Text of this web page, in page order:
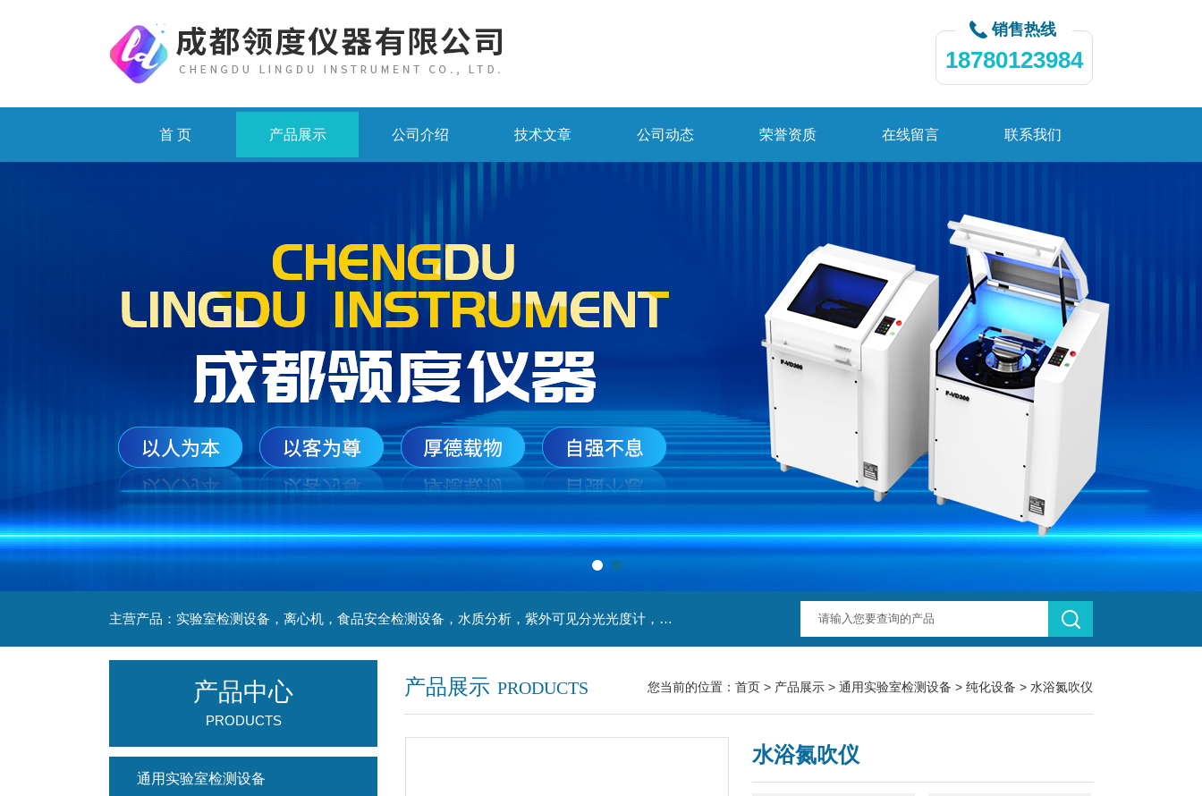
销售热线
18780123984
首 页 产品展示 公司介绍 技术文章 公司动态 荣誉资质 在线留言 联系我们
主营产品：实验室检测设备，离心机，食品安全检测设备，水质分析，紫外可见分光光度计，液氮罐，万分之一天平，离心机生物实验室工程，移液器
产品展示 PRODUCTS 您当前的位置： 首页 > 产品展示 > 通用实验室检测设备 > 纯化设备 > 水浴氮吹仪
水浴氮吹仪
产品中心
PRODUCTS
通用实验室检测设备